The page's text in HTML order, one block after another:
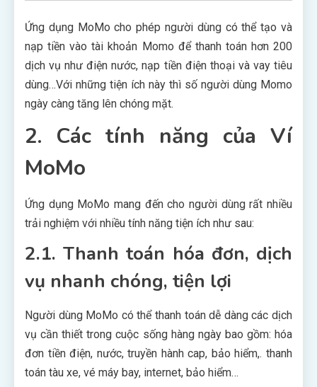
Ứng dụng MoMo cho phép người dùng có thể tạo và
nạp tiền vào tài khoản Momo để thanh toán hơn 200
dịch vụ như điện nước, nạp tiền điện thoại và vay tiêu
dùng…Với những tiện ích này thì số người dùng Momo
ngày càng tăng lên chóng mặt.
2. Các tính năng của Ví
MoMo
Ứng dụng MoMo mang đến cho người dùng rất nhiều
trải nghiệm với nhiều tính năng tiện ích như sau:
2.1. Thanh toán hóa đơn, dịch
vụ nhanh chóng, tiện lợi
Người dùng MoMo có thể thanh toán dễ dàng các dịch
vụ cần thiết trong cuộc sống hàng ngày bao gồm: hóa
đơn tiền điện, nước, truyền hành cap, bảo hiểm,. thanh
toán tàu xe, vé máy bay, internet, bảo hiểm…